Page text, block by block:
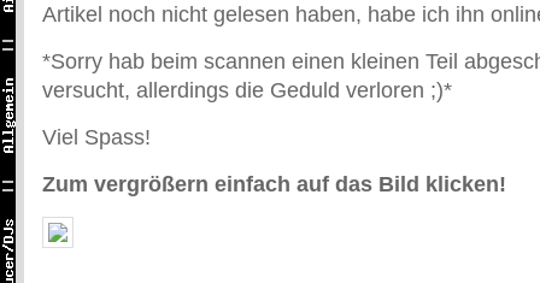
Artikel noch nicht gelesen haben, habe ich ihn
*Sorry hab beim scannen einen kleinen Teil
versucht, allerdings die Geduld verloren ;)*
Viel Spass!
Zum vergrößern einfach auf das Bild klicken!